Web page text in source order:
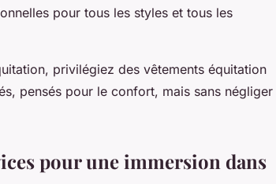
pour tous les styles et tous les
privilégiez des vêtements équitation
pensés pour le confort, mais sans négliger
pour une immersion dans